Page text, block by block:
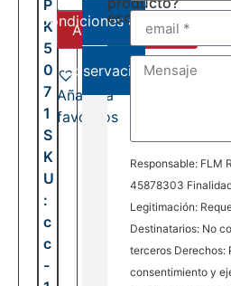
P
K
5
0
7
1
S
K
U
:
c
c
-
Añadir al carrito
Añadir a
favoritos
Condiciones de venta
Observaciones
escríbenos:
Responsable: FLM
45878303
Legitimación:
Destinatarios: No
terceros Derechos:
consentimiento y